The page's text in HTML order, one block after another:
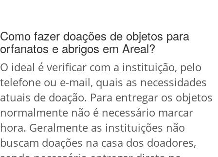
Como fazer doações de objetos para
orfanatos e abrigos em Areal?
O ideal é verificar com a instituição, pelo
telefone ou e-mail, quais as necessidades
atuais de doação. Para entregar os objetos
normalmente não é necessário marcar
hora. Geralmente as instituições não
buscam doações na casa dos doadores,